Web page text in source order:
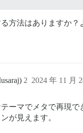
方法はありますか？
2024 年 11 月
2
ーマでメタで再現で
が見えます。